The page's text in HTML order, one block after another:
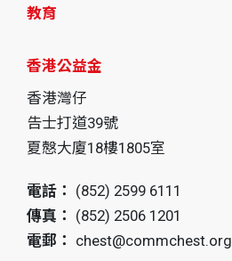
教育
香港公益金
香港灣仔
告士打道39號
夏慤大廈18樓1805室
電話： (852) 2599 6111
傳真： (852) 2506 1201
電郵： chest@commchest.org